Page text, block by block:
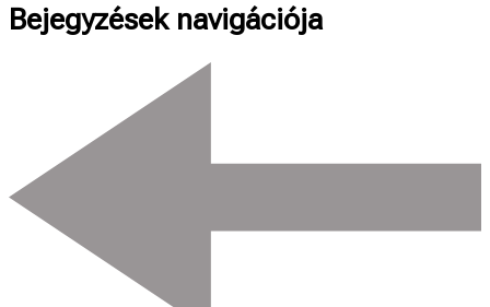
Bejegyzések navigációja